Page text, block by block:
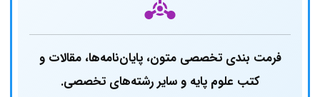
فرمت‌ بندی تخصصی متون، پایان‌نامه‌ها، مقالات و
کتب علوم پایه و سایر رشته‌های تخصصی.